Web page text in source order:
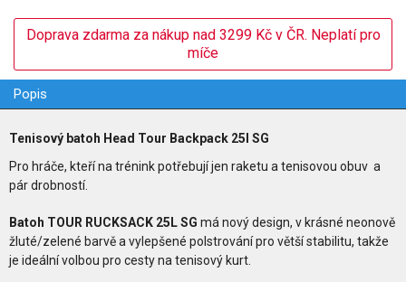
Doprava zdarma za nákup nad 3299 Kč v ČR. Neplatí pro
míče
Popis
Tenisový batoh Head Tour Backpack 25l SG
Pro hráče, kteří na trénink potřebují jen raketu a tenisovou obuv a
pár drobností.
Batoh TOUR RUCKSACK 25L SG má nový design, v krásné neonově
žluté/zelené barvě a vylepšené polstrování pro větší stabilitu, takže
je ideální volbou pro cesty na tenisový kurt.